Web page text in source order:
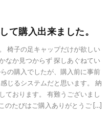
て購入出来ました。
椅子の足キャップだけが欲しい
なか見つからず 探しあぐねてい
の購入でしたが、購入前に事前
じるシステムだと思います。 納
ております。 有難うございまし
のたびはご購入ありがとうご […]